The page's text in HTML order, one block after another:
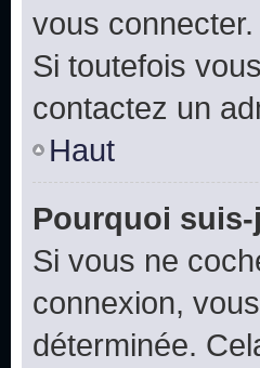
vous connecter.
Si toutefois
contactez un
Haut
Pourquoi
Si vous ne
connexion,
déterminée.